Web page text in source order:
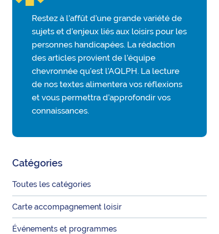
Restez à l’affût d’une grande variété de
sujets et d’enjeux liés aux loisirs pour les
personnes handicapées. La rédaction
des articles provient de l’équipe
chevronnée qu’est l’AQLPH. La lecture
de nos textes alimentera vos réflexions
et vous permettra d’approfondir vos
connaissances.
Catégories
Toutes les catégories
Carte accompagnement loisir
Événements et programmes